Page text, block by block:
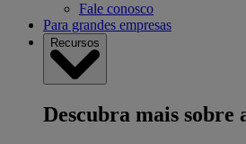
Fale conosco
Para grandes empresas
Recursos
Descubra mais sobre